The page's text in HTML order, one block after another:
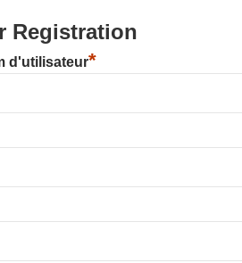
Registration
d'utilisateur*